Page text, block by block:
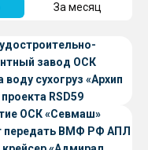
За месяц
завод ОСК
воду сухогруз «Архип
RSD59
ОСК «Севмаш»
передать ВМФ РФ АПЛ